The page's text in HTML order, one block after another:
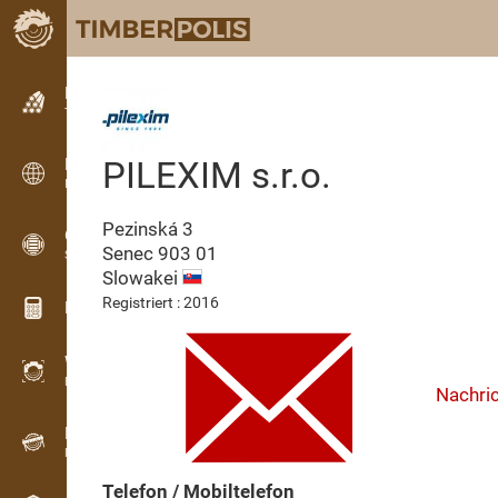
Kleinanzeigen
Textanzeigen
Kleinanzeigen
Internationale Anzeigen
OPTI-TIMB
Schnittbilder
Holz-Rechner
WoodProfi
Holzvolumen mit KI
Registriergerät
Holzbestandsaufnahme im Gelände
PILEXIM s.r.o.
Pezinská 3
Senec 903 01
Slowakei
Registriert : 2016
Telefon / Mobiltelefon